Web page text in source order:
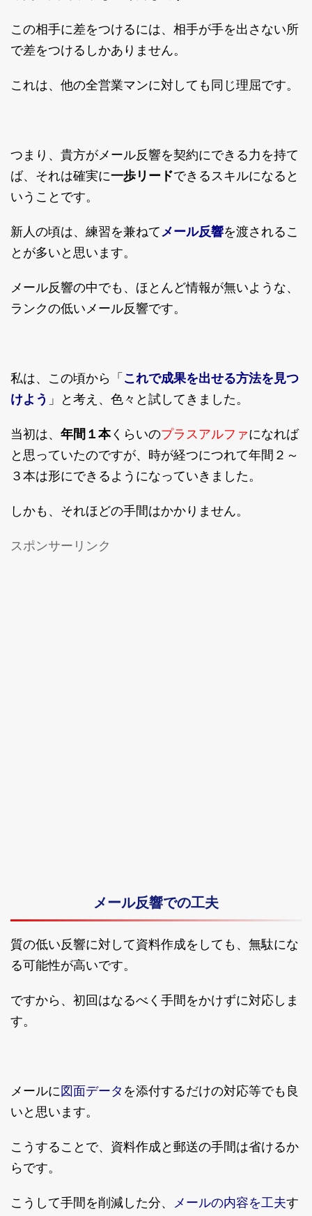
この相手に差をつけるには、相手が手を出さない所
で差をつけるしかありません。
これは、他の全営業マンに対しても同じ理屈です。
つまり、貴方がメール反響を契約にできる力を持て
ば、それは確実に一歩リードできるスキルになると
いうことです。
新人の頃は、練習を兼ねてメール反響を渡されるこ
とが多いと思います。
メール反響の中でも、ほとんど情報が無いような、
ランクの低いメール反響です。
私は、この頃から「 これで成果を出せる方法を見つ
けよう 」と考え、色々と試してきました。
当初は、 年間１本くらいのプラスアルファになれば
と思っていたのですが、時が経つにつれて年間２～
３本は形にできるようになっていきました。
しかも、それほどの手間はかかりません。
スポンサーリンク
メール反響での工夫
質の低い反響に対して資料作成をしても、無駄にな
る可能性が高いです。
ですから、初回はなるべく手間をかけずに対応しま
す。
メールに図面データ を添付するだけの対応等でも良
いと思います。
こうすることで、資料作成と郵送の手間は省けるか
らです。
こうして手間を削減した分、 メールの内容を工夫す